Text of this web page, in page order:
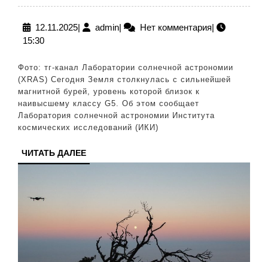
переживает
сильнейшую
бурю
12.11.202512.11.2025
| adminadmin
| Нет комментария|
15:30
Фото: тг-канал Лаборатории солнечной астрономии
(XRAS) Сегодня Земля столкнулась с сильнейшей
магнитной бурей, уровень которой близок к
наивысшему классу G5. Об этом сообщает
Лаборатория солнечной астрономии Института
космических исследований (ИКИ)
ЧИТАТЬ ДАЛЕЕЧИТАТЬ
ДАЛЕЕ